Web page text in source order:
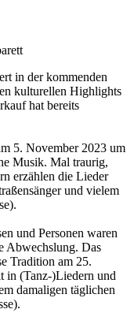
in der kommenden
kulturellen Highlights
hat bereits
5. November 2023 um
Musik. Mal traurig,
erzählen die Lieder
und vielem
und Personen waren
Abwechslung. Das
Tradition am 25.
in (Tanz-)Liedern und
damaligen täglichen